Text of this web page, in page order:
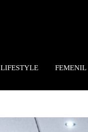
LIFESTYLE FEMENIL